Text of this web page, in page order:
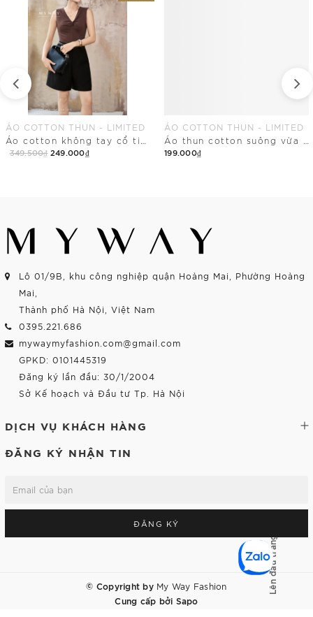
ÁO COTTON THUN - LIMITED
349.500₫ 249.000₫
ÁO COTTON THUN - LIMITED
199.000₫
Lô 01/9B, khu công nghiệp quận Hoàng Mai, Phường Hoàng
Mai,
Thành phố Hà Nội, Việt Nam
0395.221.686
mywaymyfashion.com@gmail.com
GPKD: 0101445319
Đăng ký lần đầu: 30/1/2004
Sở Kế hoạch và Đầu tư Tp. Hà Nội
DỊCH VỤ KHÁCH HÀNG
ĐĂNG KÝ NHẬN TIN
ĐĂNG KÝ
© Copyright by My Way Fashion
Cung cấp bởi Sapo
Lên đầu trang